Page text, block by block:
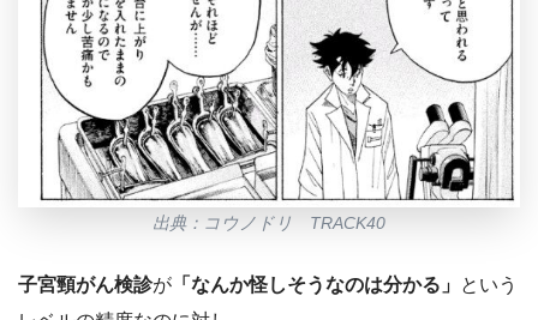
出典：コウノドリ TRACK40
子宮頸がん検診が 「なんか怪しそうなのは分かる」 という